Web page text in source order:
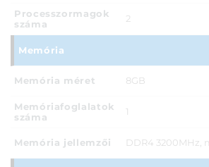
Processzormagok
száma
2
Memória
Memória méret 8GB
Memóriafoglalatok
száma
1
Memória jellemzői DDR4 3200MHz,